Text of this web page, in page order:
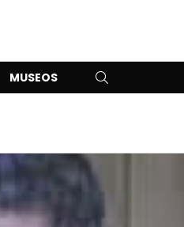
MUSEOS